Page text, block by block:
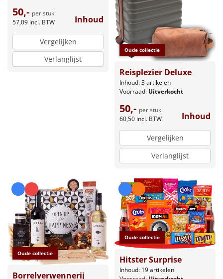
50,- per stuk
57,09 incl. BTW Inhoud
Vergelijken
Verlanglijst
Oude collectie
Reisplezier Deluxe
Inhoud: 3 artikelen
Voorraad: Uitverkocht
50,- per stuk
60,50 incl. BTW Inhoud
Vergelijken
Verlanglijst
Oude collectie
Borrelverwennerij
Oude collectie
Hitster Surprise
Inhoud: 19 artikelen